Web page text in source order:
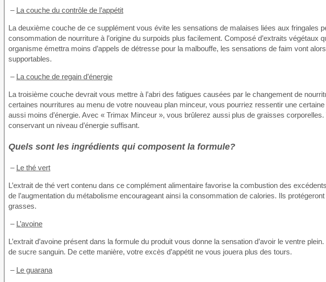
– La couche du contrôle de l’appétit
La deuxième couche de ce supplément vous évite les sensations de malaises liées aux fringales
consommation de nourriture à l’origine du surpoids plus facilement. Composé d’extraits végétaux
organisme émettra moins d’appels de détresse pour la malbouffe, les sensations de faim vont
supportables.
– La couche de regain d’énergie
La troisième couche devrait vous mettre à l’abri des fatigues causées par le changement de
certaines nourritures au menu de votre nouveau plan minceur, vous pourriez ressentir une
aussi moins d’énergie. Avec « Trimax Minceur », vous brûlerez aussi plus de graisses
conservant un niveau d’énergie suffisant.
Quels sont les ingrédients qui composent la formule?
– Le thé vert
L’extrait de thé vert contenu dans ce complément alimentaire favorise la combustion des
de l’augmentation du métabolisme encourageant ainsi la consommation de calories. Ils
grasses.
– L’avoine
L’extrait d’avoine présent dans la formule du produit vous donne la sensation d’avoir le ventre
de sucre sanguin. De cette manière, votre excès d’appétit ne vous jouera plus des tours.
– Le guarana